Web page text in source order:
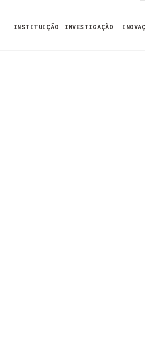
INSTITUIÇÃO INVESTIGAÇÃO